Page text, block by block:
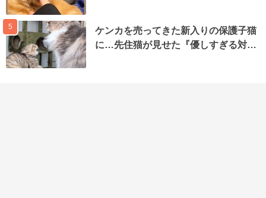
5
ケンカを売ってきた新入りの保護子猫
に…先住猫が見せた『優しすぎる対…